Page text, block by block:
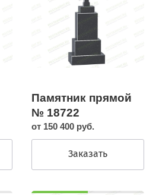
Памятник прямой
№ 18722
от 150 400 руб.
Заказать